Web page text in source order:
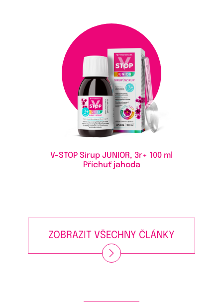
V-STOP Sirup JUNIOR, 3r+ 100 ml
Příchuť jahoda
ZOBRAZIT VŠECHNY ČLÁNKY